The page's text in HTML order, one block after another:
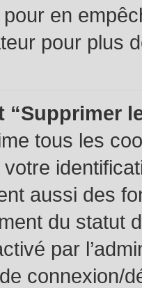
pour en
pour plus
“Supprimer
tous les
aussi des
du statut
par
connexion/